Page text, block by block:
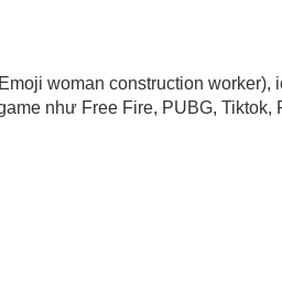
woman construction worker),
như Free Fire, PUBG, Tiktok,